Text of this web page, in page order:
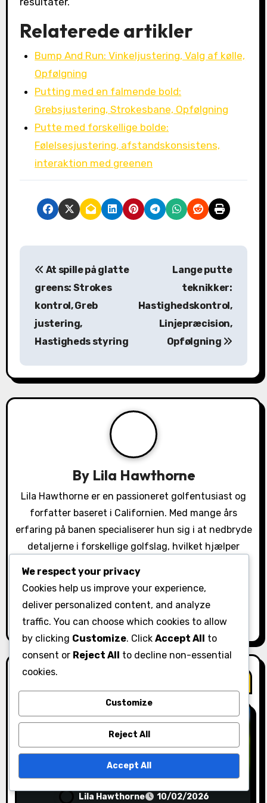
Relaterede artikler
Bump And Run: Vinkeljustering, Valg af kølle,
Opfølgning
Putting med en falmende bold:
Grebsjustering, Strokesbane, Opfølgning
Putte med forskellige bolde:
Følelsesjustering, afstandskonsistens,
interaktion med greenen
P
a
v
t
i
o
n
At spille på glatte
greens: Strokes
kontrol, Greb
justering,
Hastigheds styring
Lange putte
teknikker:
Hastighedskontrol,
Linjepræcision,
Opfølgning
By Lila Hawthorne
Lila Hawthorne er en passioneret golfentusiast og
forfatter baseret i Californien. Med mange års
erfaring på banen specialiserer hun sig i at nedbryde
detaljerne i forskellige golfslag, hvilket hjælper
Når hun ikke er på banen, nyder Lila at dele tips og
indsigter gennem sine engagerende artikler og
Putte teknikker
Sætte fra Off The Green: Chipping
teknik, Valg af kølle, Distance kontrol
Lila Hawthorne 10/02/2026
We respect your privacy
Cookies help us improve your experience,
deliver personalized content, and analyze
traffic. You can choose which cookies to allow
by clicking Customize. Click Accept All to
consent or Reject All to decline non-essential
cookies.
Customize
Reject All
Accept All